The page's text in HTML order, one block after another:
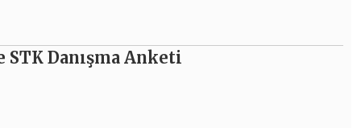
STK Danışma Anketi